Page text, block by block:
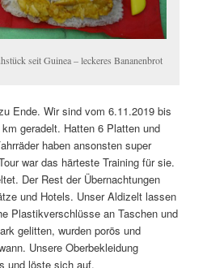
seit Guinea – leckeres Bananenbrot
Ende. Wir sind vom 6.11.2019 bis
geradelt. Hatten 6 Platten und
haben ansonsten super
war das härteste Training für sie.
Der Rest der Übernachtungen
und Hotels. Unser Aldizelt lassen
Plastikverschlüsse an Taschen und
gelitten, wurden porös und
Unsere Oberbekleidung
und löste sich auf.